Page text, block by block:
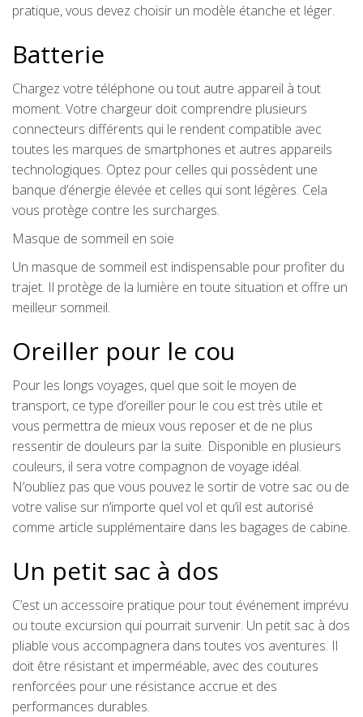
pratique, vous devez choisir un modèle étanche et léger.
Batterie
Chargez votre téléphone ou tout autre appareil à tout
moment. Votre chargeur doit comprendre plusieurs
connecteurs différents qui le rendent compatible avec
toutes les marques de smartphones et autres appareils
technologiques. Optez pour celles qui possèdent une
banque d’énergie élevée et celles qui sont légères. Cela
vous protège contre les surcharges.
Masque de sommeil en soie
Un masque de sommeil est indispensable pour profiter du
trajet. Il protège de la lumière en toute situation et offre un
meilleur sommeil.
Oreiller pour le cou
Pour les longs voyages, quel que soit le moyen de
transport, ce type d’oreiller pour le cou est très utile et
vous permettra de mieux vous reposer et de ne plus
ressentir de douleurs par la suite. Disponible en plusieurs
couleurs, il sera votre compagnon de voyage idéal.
N’oubliez pas que vous pouvez le sortir de votre sac ou de
votre valise sur n’importe quel vol et qu’il est autorisé
comme article supplémentaire dans les bagages de cabine.
Un petit sac à dos
C’est un accessoire pratique pour tout événement imprévu
ou toute excursion qui pourrait survenir. Un petit sac à dos
pliable vous accompagnera dans toutes vos aventures. Il
doit être résistant et imperméable, avec des coutures
renforcées pour une résistance accrue et des
performances durables.